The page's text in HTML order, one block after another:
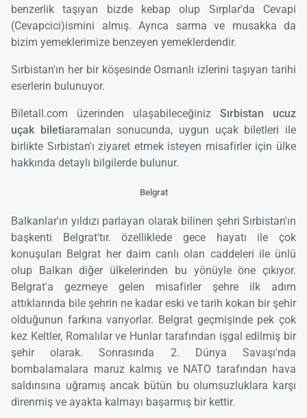
benzerlik taşıyan bizde kebap olup Sırplar'da Cevapi
(Cevapcici)ismini almış. Ayrıca sarma ve musakka da
bizim yemeklerimize benzeyen yemeklerdendir.
Sırbistan'ın her bir köşesinde Osmanlı izlerini taşıyan tarihi
eserlerin bulunuyor.
Biletall.com üzerinden ulaşabileceğiniz Sırbistan ucuz
uçak biletiaramaları sonucunda, uygun uçak biletleri ile
birlikte Sırbistan'ı ziyaret etmek isteyen misafirler için ülke
hakkında detaylı bilgilerde bulunur.
Belgrat
Balkanlar'ın yıldızı parlayan olarak bilinen şehri Sırbistan'ın
başkenti Belgrat'tır. özelliklede gece hayatı ile çok
konuşulan Belgrat her daim canlı olan caddeleri ile ünlü
olup Balkan diğer ülkelerinden bu yönüyle öne çıkıyor.
Belgrat'a gezmeye gelen misafirler şehre ilk adım
attıklarında bile şehrin ne kadar eski ve tarih kokan bir şehir
olduğunun farkına varıyorlar. Belgrat geçmişinde pek çok
kez Keltler, Romalılar ve Hunlar tarafından işgal edilmiş bir
şehir olarak. Sonrasında 2. Dünya Savaşı'nda
bombalamalara maruz kalmış ve NATO tarafından hava
saldırısına uğramış ancak bütün bu olumsuzluklara karşı
direnmiş ve ayakta kalmayı başarmış bir kettir.